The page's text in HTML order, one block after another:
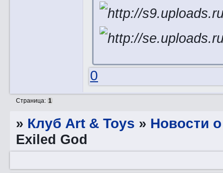
0
Страница: 1
» Клуб Art & Toys » ­Новости
Exiled God